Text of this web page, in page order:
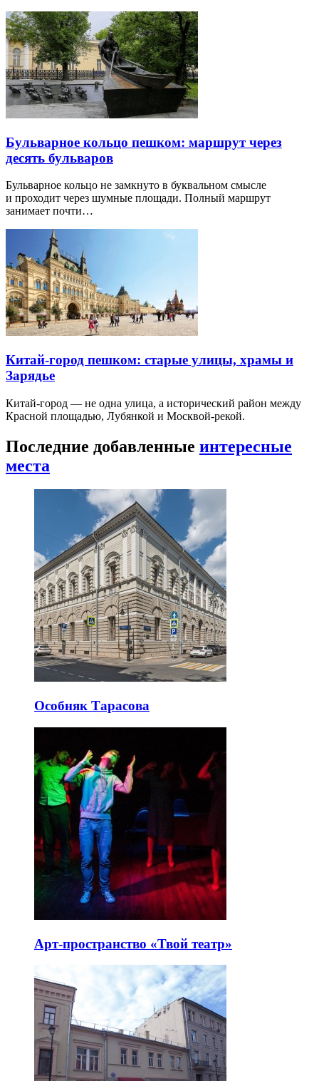
Бульварное кольцо пешком: маршрут через
десять бульваров
Бульварное кольцо не замкнуто в буквальном смысле
и проходит через шумные площади. Полный маршрут
занимает почти…
Китай-город пешком: старые улицы, храмы и
Зарядье
Китай-город — не одна улица, а исторический район между
Красной площадью, Лубянкой и Москвой-рекой.
Последние добавленные интересные
места
Особняк Тарасова
Арт-пространство «Твой театр»